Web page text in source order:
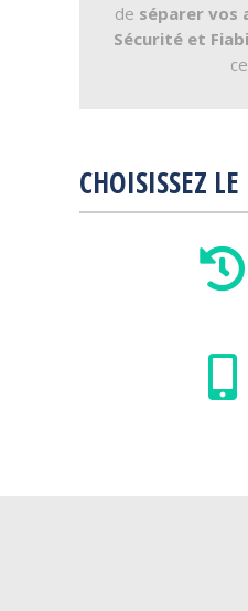
de séparer vos
Sécurité et
CHOISISSEZ